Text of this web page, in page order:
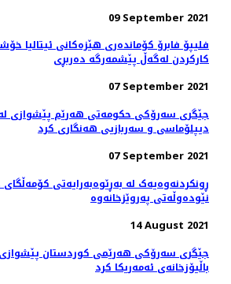
09 September 2021
فلیپۆ فابرۆ کۆماندەری هێزەکانی ئیتالیا
كاركردن لەگەڵ پێشمەرگە دەربڕی
07 September 2021
جێگری سەرۆکی حکومەتی هەرێم پێشوازی
دیپلۆماسی و سەربازیی هەنگاری کرد
07 September 2021
ڕونکردنەوەیەک لە بەڕێوەبەرایەتی
نێودەوڵەتی پەروێزخانەوە
14 August 2021
جێگری سەرۆکی هەرێمی کوردستان
باڵیۆزخانه‌ی ئه‌مه‌ریکا کرد